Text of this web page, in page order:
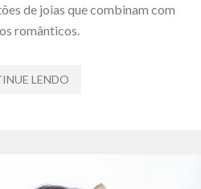
de joias que combinam com
românticos.
LENDO